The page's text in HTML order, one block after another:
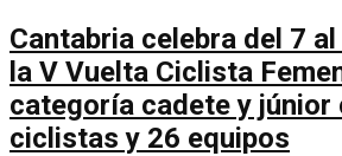
Cantabria celebra del 7
la V Vuelta Ciclista
categoría cadete y júnior
ciclistas y 26 equipos